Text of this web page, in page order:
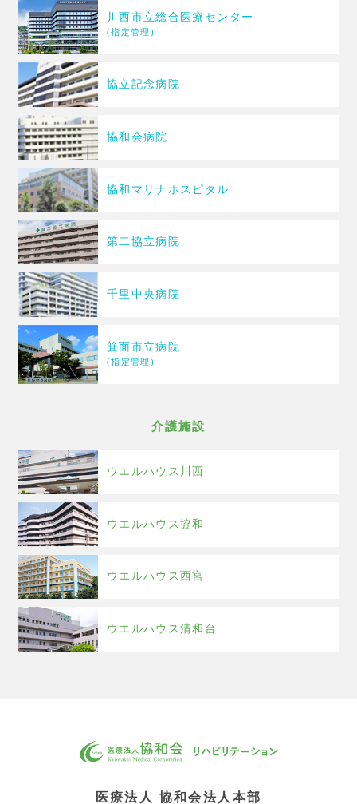
川西市立総合医療センター
(指定管理)
協立記念病院
協和会病院
協和マリナホスピタル
第二協立病院
千里中央病院
箕面市立病院
(指定管理)
介護施設
ウエルハウス川西
ウエルハウス協和
ウエルハウス西宮
ウエルハウス清和台
医療法人 協和会法人本部